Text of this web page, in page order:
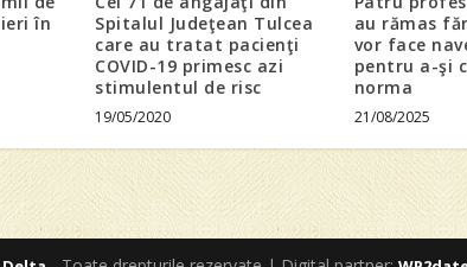
în
Spitalul Judeţean Tulcea
care au tratat pacienţi
COVID-19 primesc azi
stimulentul de risc
19/05/2020
au rămas
vor face
pentru a-şi
norma
21/08/2025